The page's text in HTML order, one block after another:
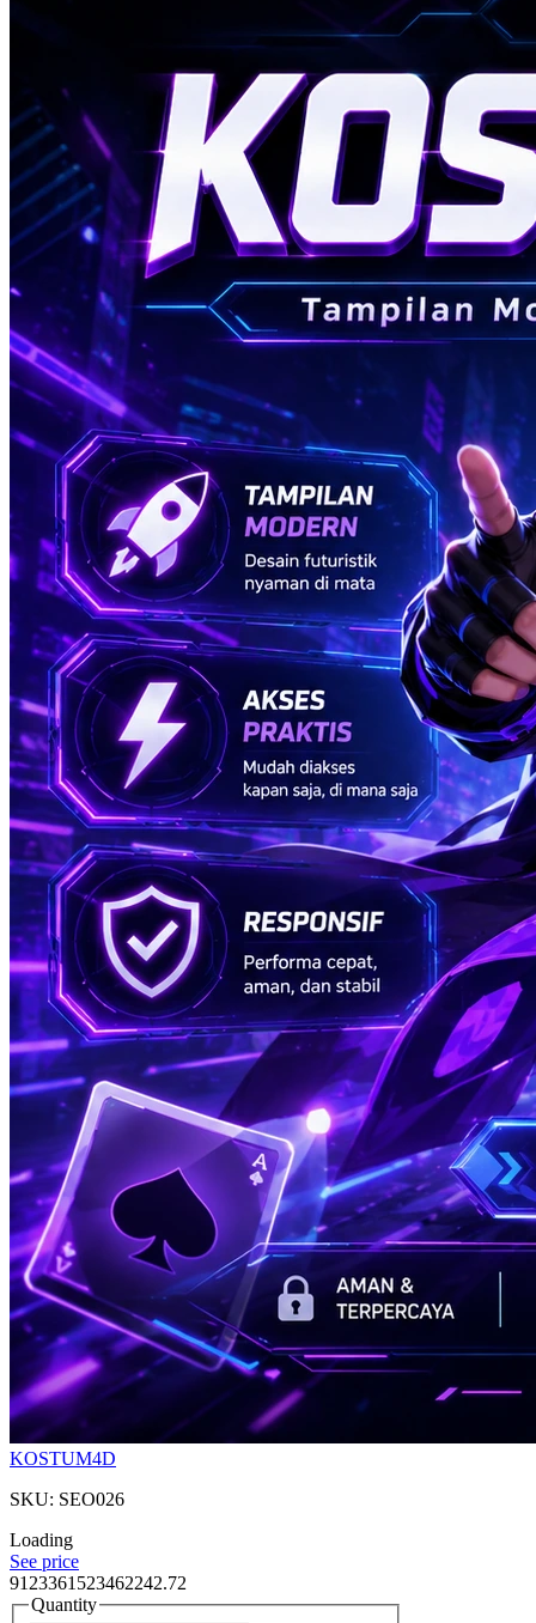
KOSTUM4D
SKU: SEO026
Loading
See price
9123361523462242.72
Quantity